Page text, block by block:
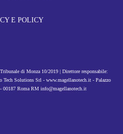
E POLICY
di Monza 10/2019 | Direttore responsabile:
Tech Solutions Srl - www.magellanotech.it - Palazzo
00187 Roma RM info@magellanotech.it